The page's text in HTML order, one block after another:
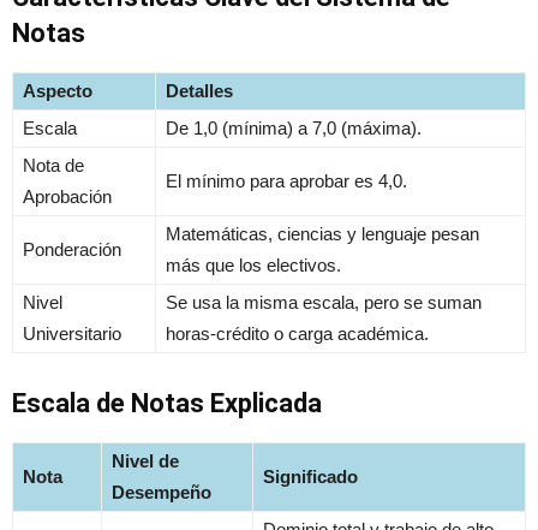
Notas
Aspecto
Detalles
Escala
De 1,0 (mínima) a 7,0 (máxima).
Nota de
Aprobación
El mínimo para aprobar es 4,0.
Ponderación
Matemáticas, ciencias y lenguaje pesan
más que los electivos.
Nivel
Universitario
Se usa la misma escala, pero se suman
horas-crédito o carga académica.
Escala de Notas Explicada
Nota
Nivel de
Desempeño
Significado